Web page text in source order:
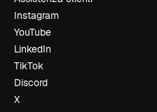
Instagram
YouTube
LinkedIn
TikTok
Discord
X